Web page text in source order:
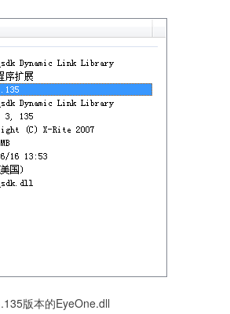
版本的EyeOne.dll